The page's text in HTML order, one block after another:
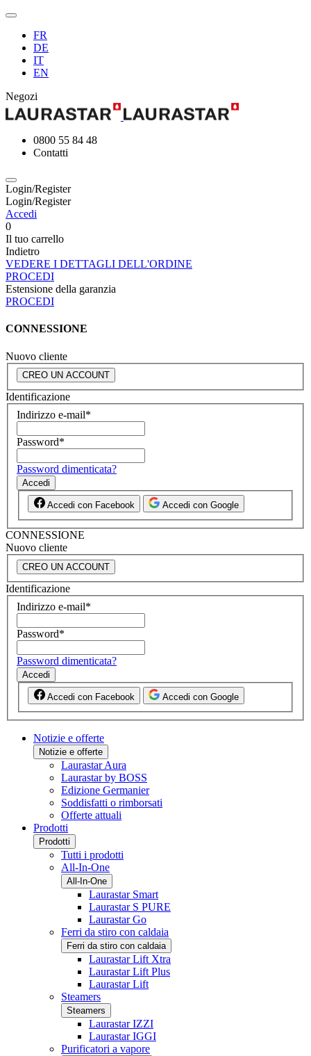
FR
DE
IT
EN
Negozi
0800 55 84 48
Contatti
Login/Register
Login/Register
Accedi
0
Il tuo carrello
Indietro
VEDERE I DETTAGLI DELL'ORDINE
PROCEDI
Estensione della garanzia
PROCEDI
CONNESSIONE
Nuovo cliente
CREO UN ACCOUNT
Identificazione
Indirizzo e-mail*
Password*
Password dimenticata?
Accedi
Accedi con Facebook Accedi con Google
CONNESSIONE
Nuovo cliente
CREO UN ACCOUNT
Identificazione
Indirizzo e-mail*
Password*
Password dimenticata?
Accedi
Accedi con Facebook Accedi con Google
Notizie e offerte
Notizie e offerte
Laurastar Aura
Laurastar by BOSS
Edizione Germanier
Soddisfatti o rimborsati
Offerte attuali
Prodotti
Prodotti
Tutti i prodotti
All-In-One
All-In-One
Laurastar Smart
Laurastar S PURE
Laurastar Go
Ferri da stiro con caldaia
Ferri da stiro con caldaia
Laurastar Lift Xtra
Laurastar Lift Plus
Laurastar Lift
Steamers
Steamers
Laurastar IZZI
Laurastar IGGI
Purificatori a vapore